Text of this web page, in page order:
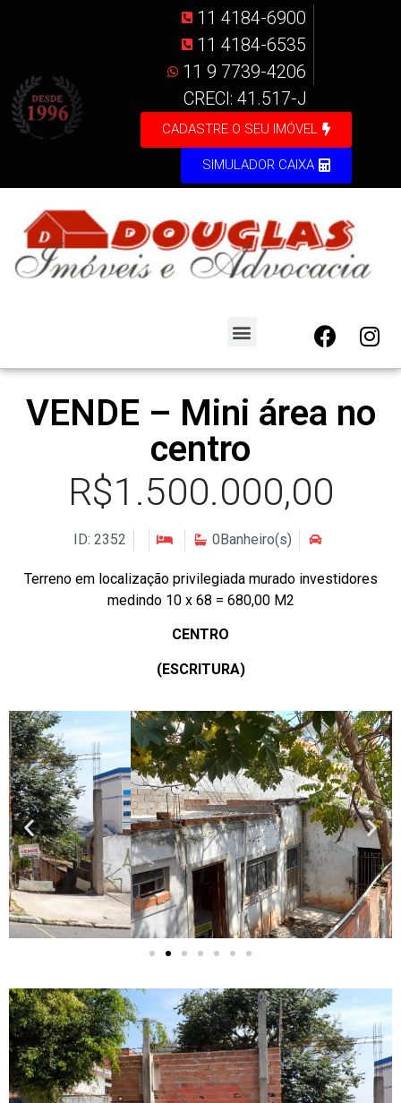
11 4184-6900
11 4184-6535
11 9 7739-4206
CRECI: 41.517-J
CADASTRE O SEU IMÓVEL
SIMULADOR CAIXA
VENDE – Mini área no
centro
R$1.500.000,00
ID: 2352 0Banheiro(s)
Terreno em localização privilegiada murado investidores
medindo 10 x 68 = 680,00 M2
CENTRO
(ESCRITURA)